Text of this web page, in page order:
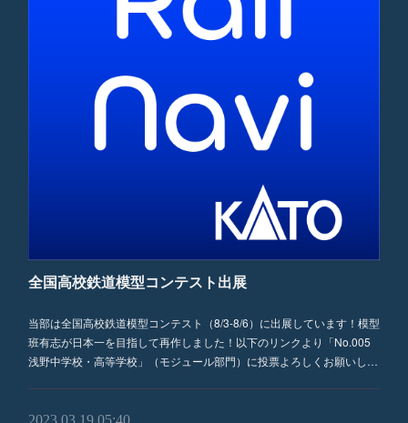
全国高校鉄道模型コンテスト出展
当部は全国高校鉄道模型コンテスト（8/3-8/6）に出展しています！模型
班有志が日本一を目指して再作しました！以下のリンクより「No.005
浅野中学校・高等学校」（モジュール部門）に投票よろしくお願いし…
2023.03.19 05:40